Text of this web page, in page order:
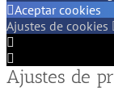
Aceptar cookies
Ajustes de cookies
Cookie
Box
de
Cookie
Ajustes de